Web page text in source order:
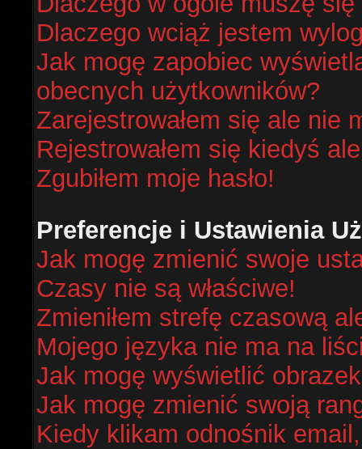
Dlaczego wciąż jestem
Jak mogę zapobiec
obecnych użytkowników?
Zarejestrowałem się ale nie
Rejestrowałem się kiedyś
Zgubiłem moje hasło!
Preferencje i Ustawienia
Jak mogę zmienić swoje
Czasy nie są właściwe!
Zmieniłem strefę czasową
Mojego języka nie ma na
Jak mogę wyświetlić
Jak mogę zmienić swoją
Kiedy klikam odnośnik